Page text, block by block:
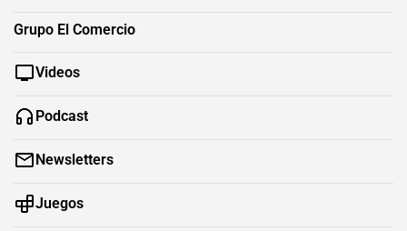
Grupo El Comercio
Videos
Podcast
Newsletters
Juegos